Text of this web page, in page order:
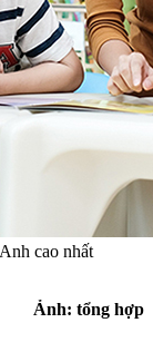
cao nhất
Ảnh: tổng hợp